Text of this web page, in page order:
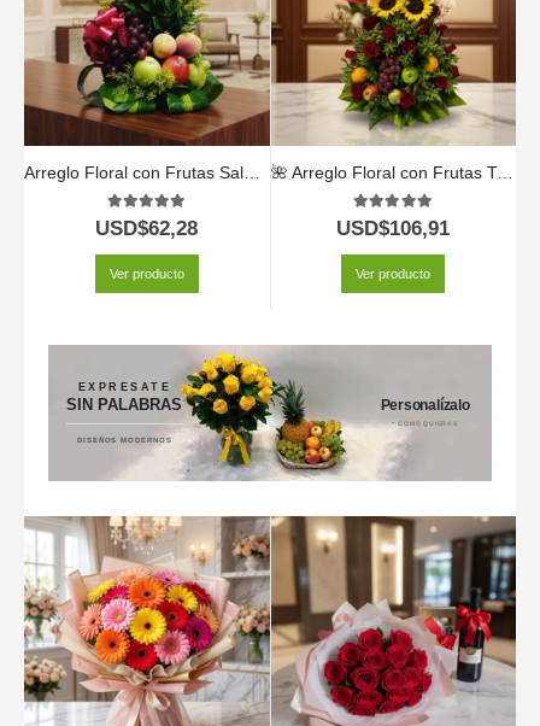
Arreglo Floral con Frutas Salak 🍃🍓
5.00out of 5
USD$62,28
Ver producto
🌺 Arreglo Floral con Frutas Trópico 🍍🍓
5.00out of 5
USD$106,91
Ver producto
EXPRESATE
SIN PALABRAS
DISEÑOS MODERNOS
Personalízalo
* COMO QUIERAS